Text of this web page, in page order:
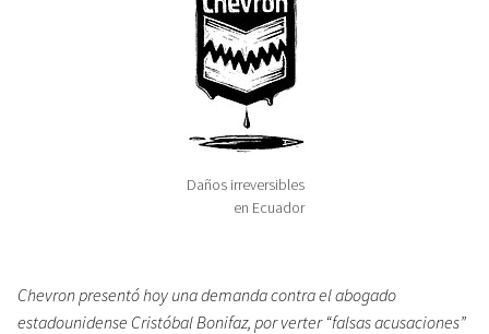
Daños irreversibles
en Ecuador
Chevron presentó hoy una demanda contra el abogado
estadounidense Cristóbal Bonifaz, por verter “falsas acusaciones”